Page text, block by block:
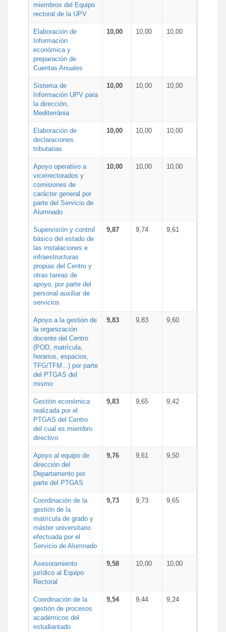
miembros del Equipo
rectoral de la UPV
Elaboración de
Información
económica y
preparación de
Cuentas Anuales
10,00 10,00 10,00
Sistema de
Información UPV para
la dirección,
Mediterrània
10,00 10,00 10,00
Elaboración de
declaraciones
tributarias
10,00 10,00 10,00
Apoyo operativo a
vicerrectorados y
comisiones de
carácter general por
parte del Servicio de
Alumnado
10,00 10,00 10,00
Supervisión y control
básico del estado de
las instalaciones e
infraestructuras
propias del Centro y
otras tareas de
apoyo, por parte del
personal auxiliar de
servicios
9,87 9,74 9,61
Apoyo a la gestión de
la organización
docente del Centro
(POD, matrícula,
horarios, espacios,
TFG/TFM...) por parte
del PTGAS del
mismo
9,83 9,83 9,60
Gestión económica
realizada por el
PTGAS del Centro
del cual es miembro
directivo
9,83 9,65 9,42
Apoyo al equipo de
dirección del
Departamento por
parte del PTGAS
9,76 9,61 9,50
Coordinación de la
gestión de la
matrícula de grado y
máster universitario
efectuada por el
Servicio de Alumnado
9,73 9,73 9,65
Asesoramiento
jurídico al Equipo
Rectoral
9,58 10,00 10,00
Coordinación de la
gestión de procesos
académicos del
estudiantado
9,54 9,44 9,24